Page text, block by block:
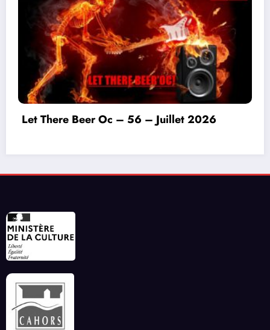
Invitation à déconnecter et au lâcher prise en
ce début d’été